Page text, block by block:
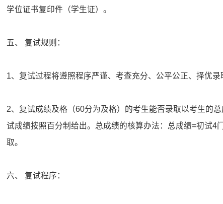
学位证书复印件（学生证）。
五、 复试规则：
1、复试过程将遵照程序严谨、考查充分、公平公正、择优录
2、复试成绩及格（60分为及格）的考生能否录取以考生的
试成绩按照百分制给出。总成绩的核算办法：总成绩=初试4
取。
六、 复试程序：